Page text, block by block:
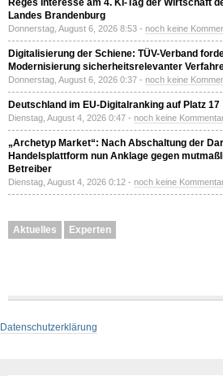
Reges Interesse am 4. KI-Tag der Wirtschaft
Landes Brandenburg
Donnerstag, August 6, 2026 8:53 - noch keine
Digitalisierung der Schiene: TÜV-Verband
Modernisierung sicherheitsrelevanter
Donnerstag, August 6, 2026 0:37 - noch keine
Deutschland im EU-Digitalranking auf Platz 17
Dienstag, August 4, 2026 0:47 - noch keine
„Archetyp Market“: Nach Abschaltung der
Handelsplattform nun Anklage gegen
Betreiber
Dienstag, August 4, 2026 0:12 - noch keine
Aktuelles Experten
Datenschutzerklärung